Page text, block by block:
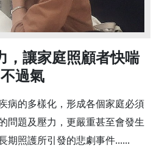
，讓家庭照顧者快喘
不過氣
病的多樣化，形成各個家庭必須
問題及壓力，更嚴重甚至會發生
期照護所引發的悲劇事件......